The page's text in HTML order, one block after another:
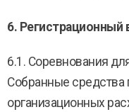
6. Регистрационный
6.1. Соревнования
Собранные средства
организационных